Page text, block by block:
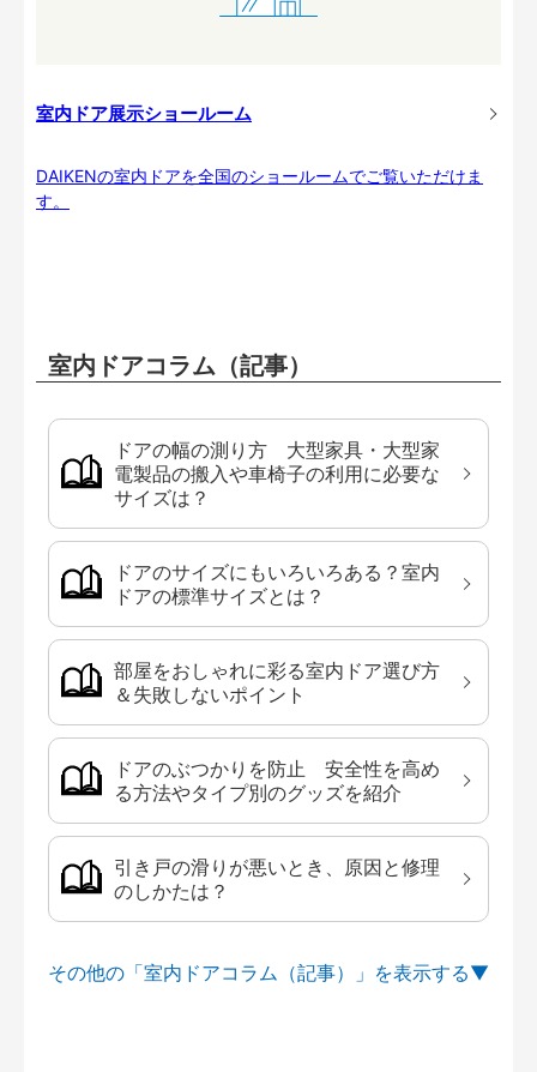
室内ドア展示ショールーム
DAIKENの室内ドアを全国のショールームでご覧いただけま
す。
室内ドアコラム（記事）
ドアの幅の測り方 大型家具・大型家
電製品の搬入や車椅子の利用に必要な
サイズは？
ドアのサイズにもいろいろある？室内
ドアの標準サイズとは？
部屋をおしゃれに彩る室内ドア選び方
＆失敗しないポイント
ドアのぶつかりを防止 安全性を高め
る方法やタイプ別のグッズを紹介
引き戸の滑りが悪いとき、原因と修理
のしかたは？
その他の「室内ドアコラム（記事）」を